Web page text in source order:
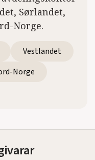
Sørlandet,
Norge.
Vestlandet
Norge